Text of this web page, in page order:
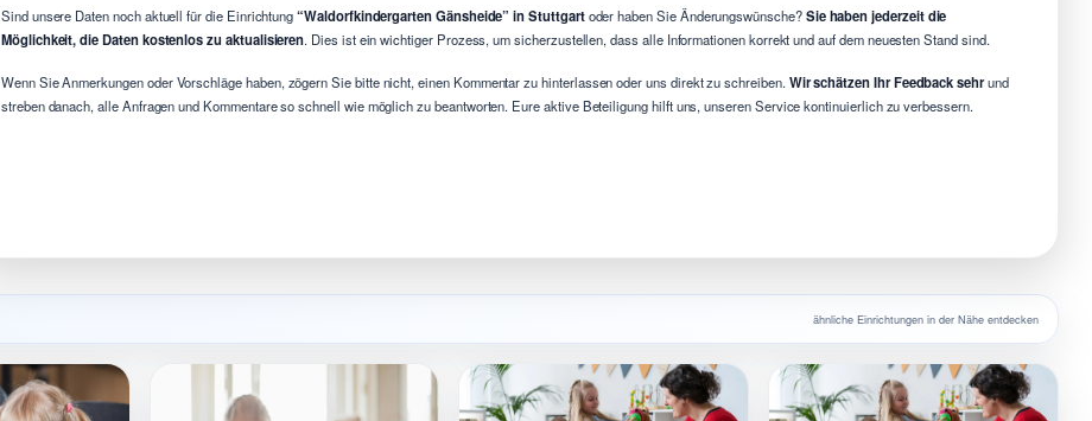
Sind unsere Daten noch aktuell für die Einrichtung“Waldorfkindergarten Gänsheide” in Stuttgartoder haben Sie Änderungswünsche?Sie haben jederzeit die
Möglichkeit, die Daten kostenlos zu aktualisieren. Dies ist ein wichtiger Prozess, um sicherzustellen, dass alle Informationen korrekt und auf dem neuesten Stand sind.
Wenn Sie Anmerkungen oder Vorschläge haben, zögern Sie bitte nicht, einen Kommentar zu hinterlassen oder uns direkt zu schreiben. Wir schätzen Ihr Feedback sehrund
streben danach, alle Anfragen und Kommentare so schnell wie möglich zu beantworten. Eure aktive Beteiligung hilft uns, unseren Service kontinuierlich zu verbessern.
ähnliche Einrichtungen in der Nähe entdecken